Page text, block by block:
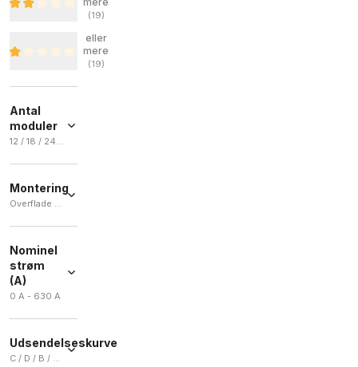
(19)
eller
mere
(19)
Antal
moduler
12 / 18 / 24 / 36 / 6
18 (5 )
6
+ Ver más
Montering
Overflade / Indbygget
32
Indbygget
Nominel
strøm
(A)
0 A - 630 A
Udsendelseskurve
C / D / B / MA